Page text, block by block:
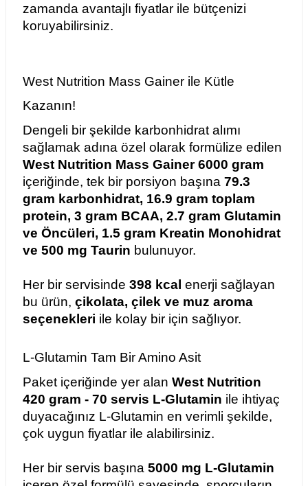
zamanda avantajlı fiyatlar ile bütçenizi
koruyabilirsiniz.
West Nutrition Mass Gainer ile Kütle
Kazanın!
Dengeli bir şekilde karbonhidrat alımı
içeriğinde, tek bir porsiyon başına 79.3
gram karbonhidrat, 16.9 gram toplam
protein, 3 gram BCAA, 2.7 gram Glutamin
ve Öncüleri, 1.5 gram Kreatin Monohidrat
ve 500 mg Taurin bulunuyor.
Her bir servisinde 398 kcal enerji sağlayan
bu ürün, çikolata, çilek ve muz aroma
seçenekleri ile kolay bir için sağlıyor.
L-Glutamin Tam Bir Amino Asit
Paket içeriğinde yer alan West Nutrition
420 gram - 70 servis L-Glutamin ile ihtiyaç
duyacağınız L-Glutamin en verimli şekilde,
çok uygun fiyatlar ile alabilirsiniz.
Her bir servis başına 5000 mg L-Glutamin